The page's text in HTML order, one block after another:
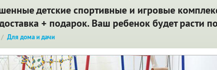
детские спортивные и игровые
+ подарок. Ваш ребенок будет
Для дома и дачи